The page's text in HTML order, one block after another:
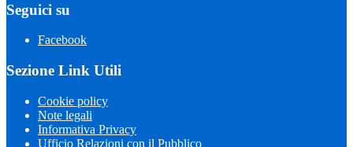
Seguici su
Facebook
Sezione Link Utili
Cookie policy
Note legali
Informativa Privacy
Ufficio Relazioni con il Pubblico